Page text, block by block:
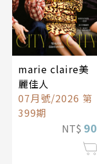
marie claire美
麗佳人
07月號/2026 第
399期
NT$ 90